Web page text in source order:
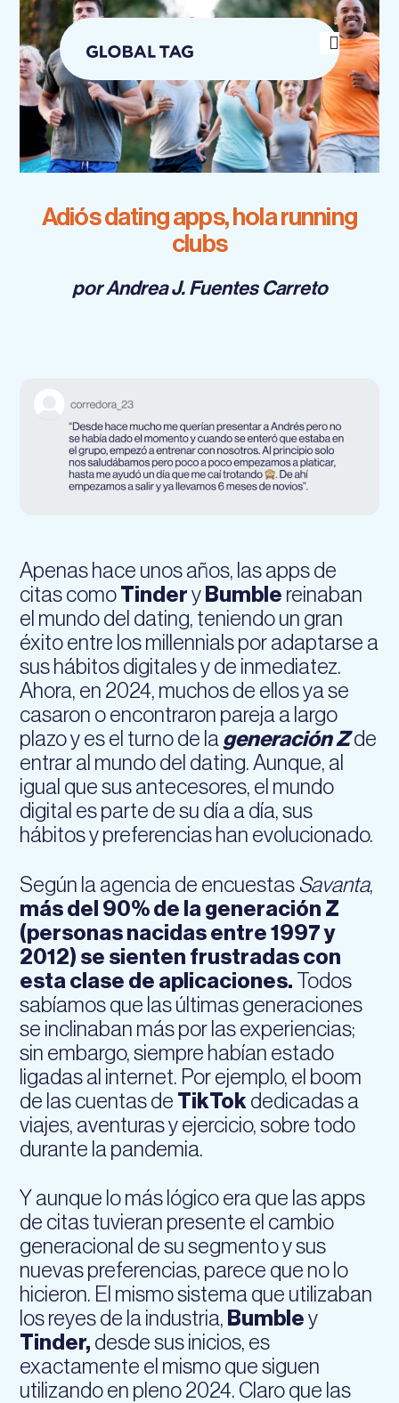
Skip
content
Adiós dating apps, hola running
clubs
por Andrea J. Fuentes Carreto
Apenas hace unos años, las apps de
citas como Tinder y Bumble reinaban
el mundo del dating, teniendo un gran
éxito entre los millennials por adaptarse a
sus hábitos digitales y de inmediatez.
Ahora, en 2024, muchos de ellos ya se
casaron o encontraron pareja a largo
plazo y es el turno de la generación Zde
entrar al mundo del dating. Aunque, al
igual que sus antecesores, el mundo
digital es parte de su día a día, sus
hábitos y preferencias han evolucionado.
Según la agencia de encuestas Savanta,
más del 90% de la generación Z
(personas nacidas entre 1997 y
2012) se sienten frustradas con
esta clase de aplicaciones. Todos
sabíamos que las últimas generaciones
se inclinaban más por las experiencias;
sin embargo, siempre habían estado
ligadas al internet. Por ejemplo, el boom
de las cuentas de TikTok dedicadas a
viajes, aventuras y ejercicio, sobre todo
durante la pandemia.
Y aunque lo más lógico era que las apps
de citas tuvieran presente el cambio
generacional de su segmento y sus
nuevas preferencias, parece que no lo
hicieron. El mismo sistema que utilizaban
los reyes de la industria, Bumble y
Tinder, desde sus inicios, es
exactamente el mismo que siguen
utilizando en pleno 2024. Claro que las